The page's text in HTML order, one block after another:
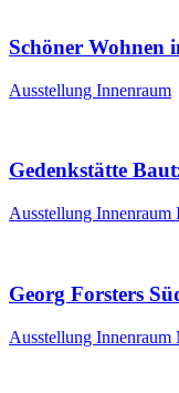
Schöner Wohnen
Ausstellung Innenraum
Gedenkstätte
Ausstellung Innenraum
Georg Forsters
Ausstellung Innenraum